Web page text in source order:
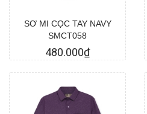
SƠ MI CỌC TAY NAVY
SMCT058
480.000₫